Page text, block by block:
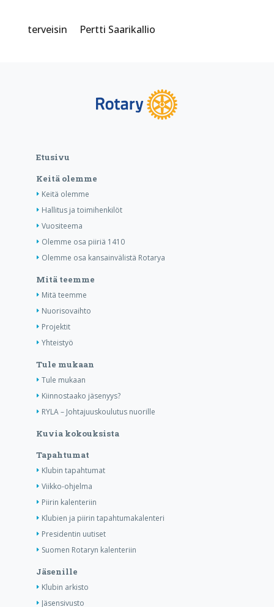
terveisin Pertti Saarikallio
Etusivu
Keitä olemme
Keitä olemme
Hallitus ja toimihenkilöt
Vuositeema
Olemme osa piiriä 1410
Olemme osa kansainvälistä Rotarya
Mitä teemme
Mitä teemme
Nuorisovaihto
Projektit
Yhteistyö
Tule mukaan
Tule mukaan
Kiinnostaako jäsenyys?
RYLA – Johtajuuskoulutus nuorille
Kuvia kokouksista
Tapahtumat
Klubin tapahtumat
Viikko-ohjelma
Piirin kalenteriin
Klubien ja piirin tapahtumakalenteri
Presidentin uutiset
Suomen Rotaryn kalenteriin
Jäsenille
Klubin arkisto
Jäsensivusto